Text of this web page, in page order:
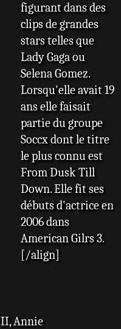
figurant dans des
clips de grandes
stars telles que
Lady Gaga ou
Selena Gomez.
Lorsqu'elle avait 19
ans elle faisait
partie du groupe
Soccx dont le titre
le plus connu est
From Dusk Till
Down. Elle fit ses
débuts d'actrice en
2006 dans
American Gilrs 3.
[/align]
II, Annie